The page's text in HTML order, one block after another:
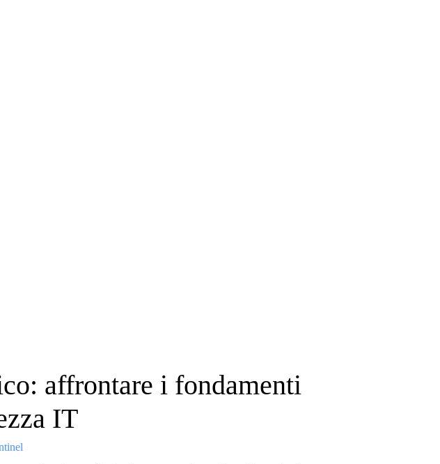
affrontare i fondamenti
IT